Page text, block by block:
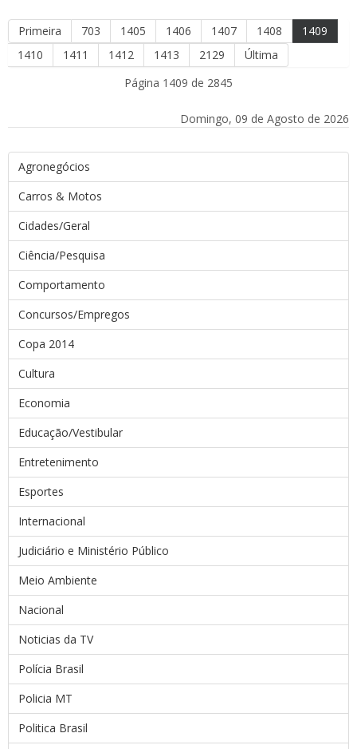
Primeira 703 1405 1406 1407 1408
1409
1410
1411 1412 1413 2129
Última
Página 1409 de 2845
Domingo, 09 de Agosto de 2026
Agronegócios
Carros & Motos
Cidades/Geral
Ciência/Pesquisa
Comportamento
Concursos/Empregos
Copa 2014
Cultura
Economia
Educação/Vestibular
Entretenimento
Esportes
Internacional
Judiciário e Ministério Público
Meio Ambiente
Nacional
Noticias da TV
Polícia Brasil
Policia MT
Politica Brasil